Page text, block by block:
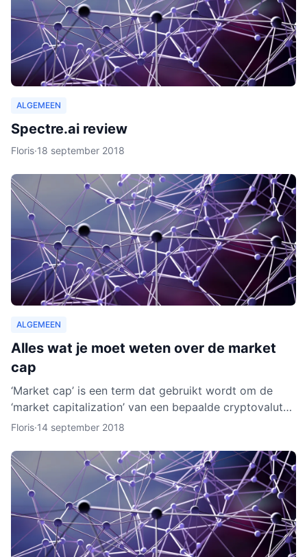
ALGEMEEN
Spectre.ai review
Floris·18 september 2018
ALGEMEEN
Alles wat je moet weten over de market
cap
‘Market cap’ is een term dat gebruikt wordt om de
‘market capitalization’ van een bepaalde cryptovaluta
uit te drukken. Aan de hand van berekeningen van de
Floris·14 september 2018